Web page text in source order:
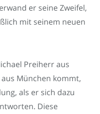
er seine Zweifel,
mit seinem neuen
Preiherr aus
München kommt,
als er sich dazu
Diese